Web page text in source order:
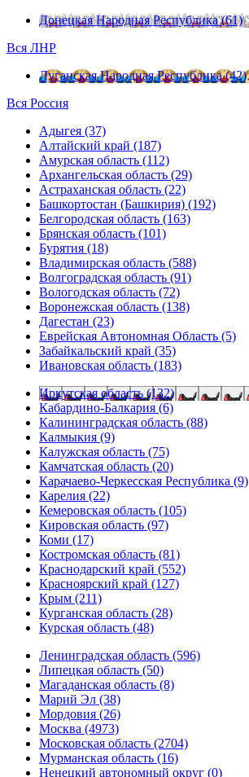
Донецкая Народная Республика (61)
Вся ЛНР
Луганская Народная Республика (42)
Вся Россия
Адыгея (37)
Алтайский край (187)
Амурская область (112)
Архангельская область (29)
Астраханская область (22)
Башкортостан (Башкирия) (192)
Белгородская область (163)
Брянская область (101)
Бурятия (18)
Владимирская область (588)
Волгоградская область (91)
Вологодская область (72)
Воронежская область (138)
Дагестан (23)
Еврейская Автономная Область (5)
Забайкальский край (35)
Ивановская область (183)
Иркутская область (132)
Кабардино-Балкария (6)
Калининградская область (88)
Калмыкия (9)
Калужская область (75)
Камчатская область (20)
Карачаево-Черкесская Республика (9)
Карелия (22)
Кемеровская область (105)
Кировская область (97)
Коми (17)
Костромская область (81)
Краснодарский край (552)
Красноярский край (127)
Крым (211)
Курганская область (28)
Курская область (48)
Ленинградская область (596)
Липецкая область (50)
Магаданская область (8)
Марий Эл (38)
Мордовия (26)
Москва (4973)
Московская область (2704)
Мурманская область (16)
Ненецкий автономный округ (0)